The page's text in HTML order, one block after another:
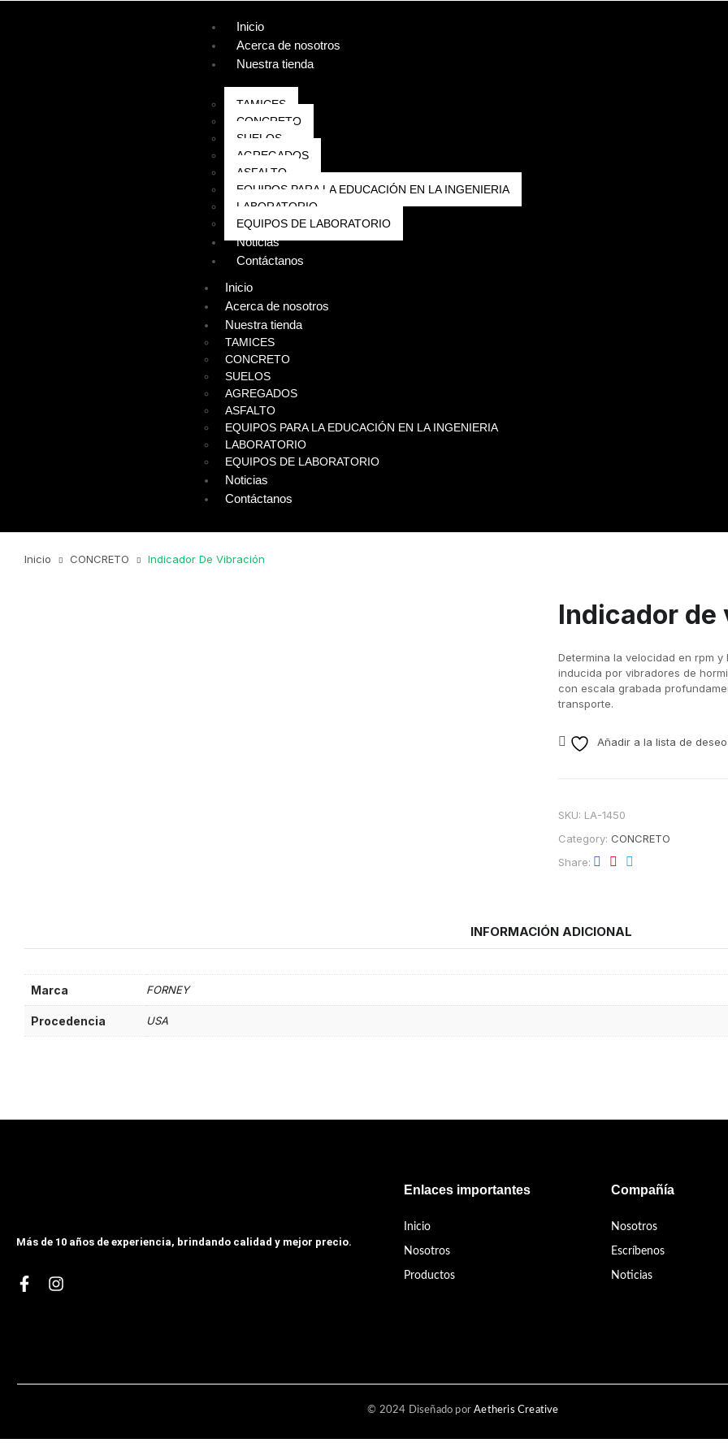
Inicio
Acerca de nosotros
Nuestra tienda
TAMICES
CONCRETO
SUELOS
AGREGADOS
ASFALTO
EQUIPOS PARA LA EDUCACIÓN EN LA INGENIERIA
LABORATORIO
EQUIPOS DE LABORATORIO
Noticias
Contáctanos
Inicio
Acerca de nosotros
Nuestra tienda
TAMICES
CONCRETO
SUELOS
AGREGADOS
ASFALTO
EQUIPOS PARA LA EDUCACIÓN EN LA INGENIERIA
LABORATORIO
EQUIPOS DE LABORATORIO
Noticias
Contáctanos
Inicio CONCRETO Indicador De Vibración
Indicador de
Determina la velocidad en rpm
inducida por vibradores de
con escala grabada
transporte.
Añadir a la lista de
SKU: LA-1450
Category: CONCRETO
Share
INFORMACIÓN ADICIONAL
Marca FORNEY
Procedencia USA
Más de 10 años de experiencia, brindando calidad y mejor precio.
Enlaces importantes
Inicio
Nosotros
Productos
Compañía
Nosotros
Escríbenos
Noticias
© 2024 Diseñado porAetheris Creative